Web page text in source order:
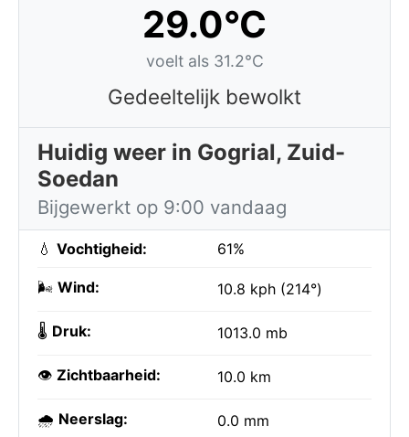
29.0°C
voelt als 31.2°C
Gedeeltelijk bewolkt
Huidig weer in Gogrial, Zuid-
Soedan
Bijgewerkt op 9:00 vandaag
💧 Vochtigheid: 61%
🌬️ Wind: 10.8 kph (214°)
🌡️ Druk: 1013.0 mb
👁️ Zichtbaarheid: 10.0 km
🌧️ Neerslag: 0.0 mm